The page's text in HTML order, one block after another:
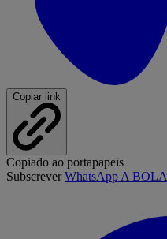
Copiar link
Copiado ao portapapeis
SubscreverWhatsApp A BOLA